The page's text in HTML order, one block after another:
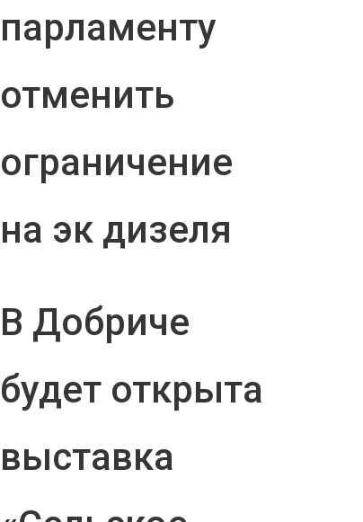
парламенту
отменить
ограничение
на эк дизеля
В Добриче
будет открыта
выставка